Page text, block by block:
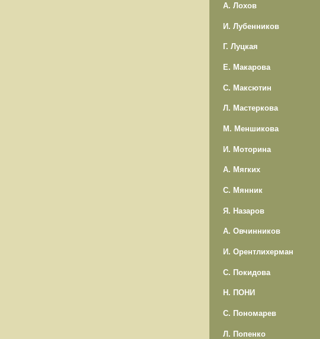
А. Лохов
И. Лубенников
Г. Луцкая
Е. Макарова
С. Максютин
Л. Мастеркова
М. Меншикова
И. Моторина
А. Мягких
С. Мянник
Я. Назаров
А. Овчинников
И. Орентлихерман
С. Покидова
Н. ПОНИ
С. Пономарев
Л. Попенко